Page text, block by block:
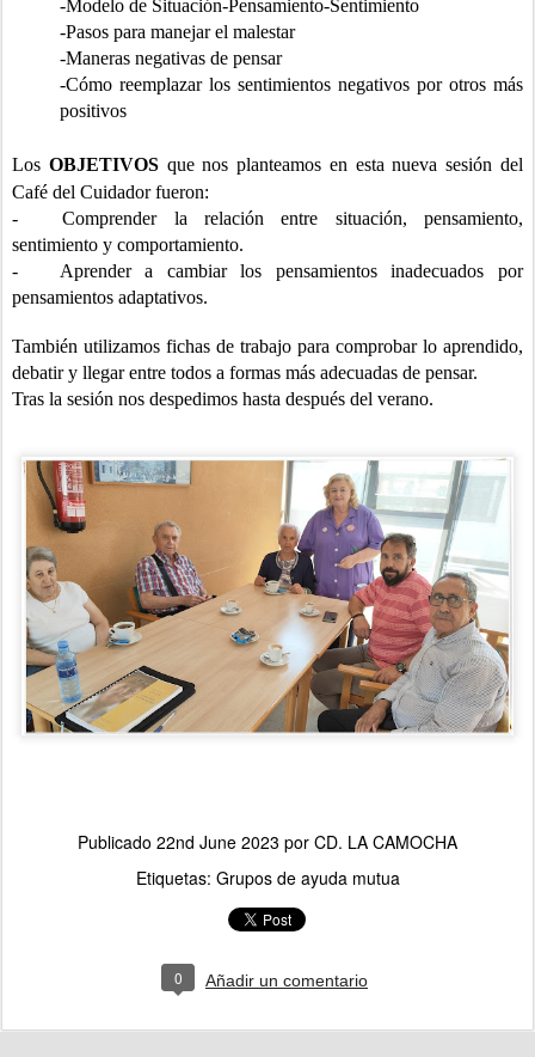
-Modelo de Situación-Pensamiento-Sentimiento
-Pasos para manejar el malestar
-Maneras negativas de pensar
-Cómo reemplazar los sentimientos negativos por otros más
positivos
Los OBJETIVOSque nos planteamos en esta nueva sesión del
Café del Cuidador fueron:
-
Comprender la relación entre situación, pensamiento,
sentimiento y comportamiento.
-
Aprender a cambiar los pensamientos inadecuados por
pensamientos adaptativos.
También utilizamos fichas de trabajo para comprobar lo aprendido,
debatir y llegar entre todos a formas más adecuadas de pensar.
Tras la sesión nos despedimos hasta después del verano.
Publicado 22nd June 2023 por CD. LA CAMOCHA
Etiquetas: Grupos de ayuda mutua
0 Añadir un comentario